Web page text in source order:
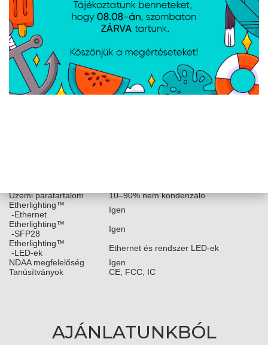
Tápegység
(2) Hot-swappable AC/DC 600W
tápegység modul
Támogatott
feszültségtartomány
100–240V AC
Kezelés
GbE MGMT port
SMA csatlakozó
AR
Hőleadás (PoE nélkül)
511,8 BTU/óra
Üzemi páratartalom
10–90% nem kondenzáló
Etherlighting™
-Ethernet
Igen
Etherlighting™
-SFP28
Igen
Etherlighting™
-LED-ek
Ethernet és rendszer LED-ek
NDAA megfelelőség
Igen
Tanúsítványok
CE, FCC, IC
AJÁNLATUNKBÓL